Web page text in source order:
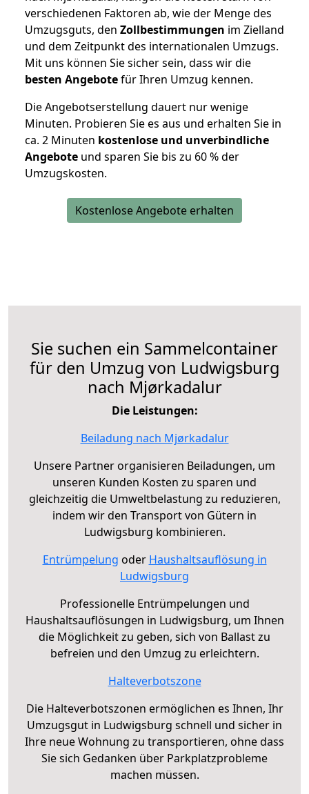
verschiedenen Faktoren ab, wie der Menge des
Umzugsguts, den Zollbestimmungen im Zielland
und dem Zeitpunkt des internationalen Umzugs.
Mit uns können Sie sicher sein, dass wir die
besten Angebotefür Ihren Umzug kennen.
Die Angebotserstellung dauert nur wenige
Minuten. Probieren Sie es aus und erhalten Sie in
ca. 2 Minuten kostenlose und unverbindliche
Angebote und sparen Sie bis zu 60 % der
Umzugskosten.
Kostenlose Angebote erhalten
Sie suchen ein Sammelcontainer
für den Umzug von Ludwigsburg
nach Mjørkadalur
Die Leistungen:
Beiladung nach Mjørkadalur
Unsere Partner organisieren Beiladungen, um
unseren Kunden Kosten zu sparen und
gleichzeitig die Umweltbelastung zu reduzieren,
indem wir den Transport von Gütern in
Ludwigsburg kombinieren.
Entrümpelung oder Haushaltsauflösung in
Ludwigsburg
Professionelle Entrümpelungen und
Haushaltsauflösungen in Ludwigsburg, um Ihnen
die Möglichkeit zu geben, sich von Ballast zu
befreien und den Umzug zu erleichtern.
Halteverbotszone
Die Halteverbotszonen ermöglichen es Ihnen, Ihr
Umzugsgut in Ludwigsburg schnell und sicher in
Ihre neue Wohnung zu transportieren, ohne dass
Sie sich Gedanken über Parkplatzprobleme
machen müssen.